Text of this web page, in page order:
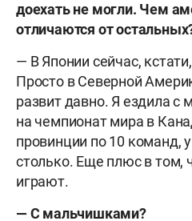
доехать не могли. Чем
отличаются от
— В Японии сейчас,
Просто в Северной
развит давно. Я ездила с
на чемпионат мира в
провинции по 10 команд,
столько. Еще плюс в том,
играют.
— С мальчишками?